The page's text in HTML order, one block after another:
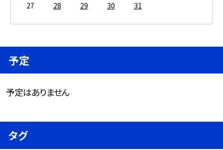
27
28 29 30 31
予定
予定はありません
タグ